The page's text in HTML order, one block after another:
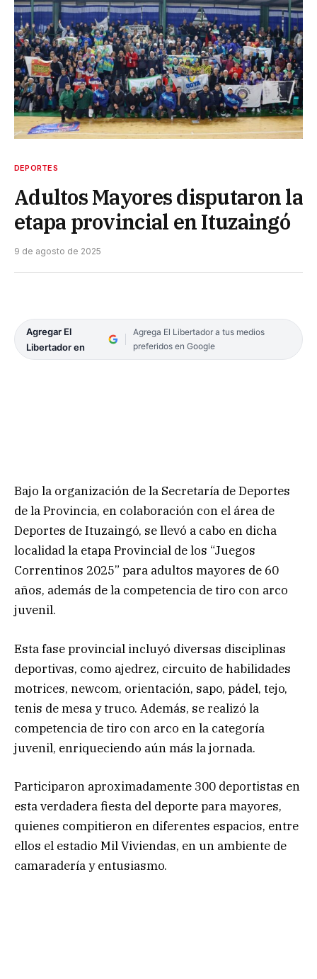
DEPORTES
Adultos Mayores disputaron la
etapa provincial en Ituzaingó
9 de agosto de 2025
Agregar El
Libertador en
Agrega El Libertador a tus medios
preferidos en Google
Bajo la organización de la Secretaría de Deportes
de la Provincia, en colaboración con el área de
Deportes de Ituzaingó, se llevó a cabo en dicha
localidad la etapa Provincial de los “Juegos
Correntinos 2025” para adultos mayores de 60
años, además de la competencia de tiro con arco
juvenil.
Esta fase provincial incluyó diversas disciplinas
deportivas, como ajedrez, circuito de habilidades
motrices, newcom, orientación, sapo, pádel, tejo,
tenis de mesa y truco. Además, se realizó la
competencia de tiro con arco en la categoría
juvenil, enriqueciendo aún más la jornada.
Participaron aproximadamente 300 deportistas en
esta verdadera fiesta del deporte para mayores,
quienes compitieron en diferentes espacios, entre
ellos el estadio Mil Viviendas, en un ambiente de
camaradería y entusiasmo.